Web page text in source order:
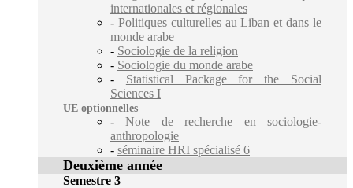
internationales et régionales
- Politiques culturelles au Liban et dans le
monde arabe
- Sociologie de la religion
- Sociologie du monde arabe
- Statistical Package for the Social
Sciences I
UE optionnelles
-Note de recherche en sociologie-
anthropologie
- séminaire HRI spécialisé 6
Deuxième année
Semestre 3